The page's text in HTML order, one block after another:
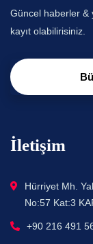
Güncel haberler &
kayıt olabilirisiniz.
İletişim
Hürriyet Mh.
No:57 Kat:3
+90 216 491